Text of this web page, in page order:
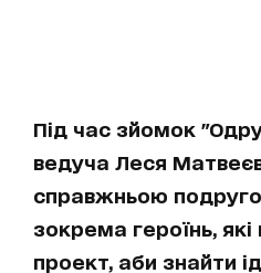
Під час зйомок
ведуча Леся
справжньою
зокрема героїнь,
проект, аби знайти